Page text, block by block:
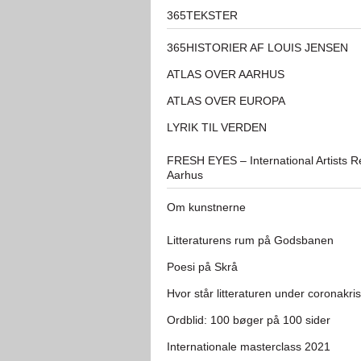
365TEKSTER
365HISTORIER AF LOUIS JENSEN
ATLAS OVER AARHUS
ATLAS OVER EUROPA
LYRIK TIL VERDEN
FRESH EYES – International Artists
Aarhus
Om kunstnerne
Litteraturens rum på Godsbanen
Poesi på Skrå
Hvor står litteraturen under
Ordblid: 100 bøger på 100 sider
Internationale masterclass 2021